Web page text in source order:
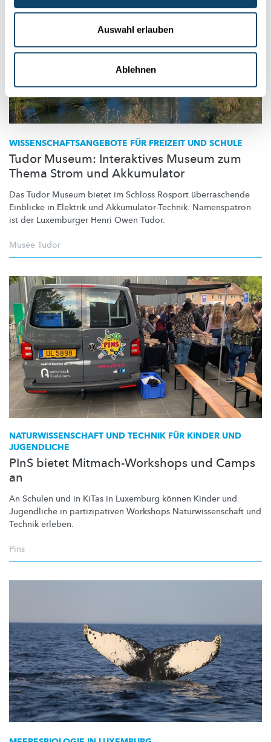
Auswahl erlauben
Ablehnen
WISSENSCHAFTSANGEBOTE FÜR FREIZEIT UND SCHULE
Tudor Museum: Interaktives Museum zum
Thema Strom und Akkumulator
Das Tudor Museum bietet im Schloss Rosport überraschende
Einblicke in Elektrik und Akkumulator-Technik. Namenspatron
ist der Luxemburger Henri Owen Tudor.
Musée Tudor
NATURWISSENSCHAFT UND TECHNIK FÜR KINDER UND
JUGENDLICHE
PInS bietet Mitmach-Workshops und Camps
an
An Schulen und in KiTas in Luxemburg können Kinder und
Jugendliche in partizipativen Workshops Naturwissenschaft und
Technik erleben.
Pins